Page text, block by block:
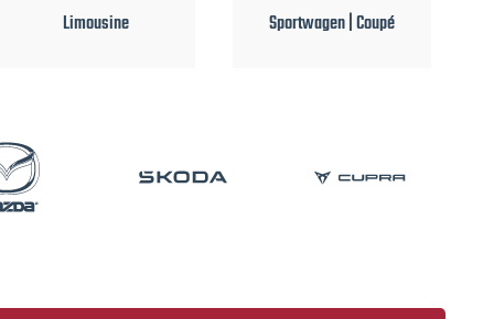
Sportwagen | Coupé Elektro